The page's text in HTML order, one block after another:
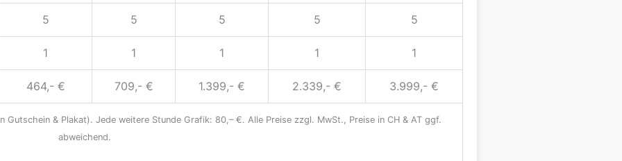
5 5 5 5 5
1 1 1 1 1
464,- € 709,- € 1.399,- € 2.339,- € 3.999,- €
& Plakat). Jede weitere Stunde Grafik: 80,– €. Alle Preise zzgl. MwSt., Preise in CH & AT ggf.
abweichend.